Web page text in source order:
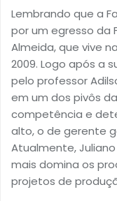
Lembrando que a
por um egresso da
Almeida, que vive
2009. Logo após a
pelo professor
em um dos pivôs
competência e
alto, o de gerente
Atualmente,
mais domina os
projetos de